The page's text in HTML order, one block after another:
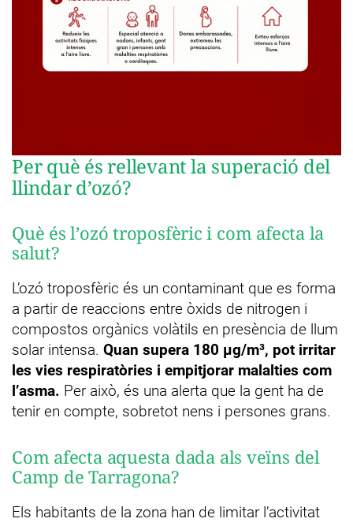
Per què és rellevant la superació del
llindar d’ozó?
Què és l’ozó troposfèric i com afecta la
salut?
L’ozó troposfèric és un contaminant que es forma
a partir de reaccions entre òxids de nitrogen i
compostos orgànics volàtils en presència de llum
solar intensa. Quan supera 180 µg/m³, pot irritar
les vies respiratòries i empitjorar malalties com
l’asma. Per això, és una alerta que la gent ha de
tenir en compte, sobretot nens i persones grans.
Com afecta aquesta dada als veïns del
Camp de Tarragona?
Els habitants de la zona han de limitar l’activitat